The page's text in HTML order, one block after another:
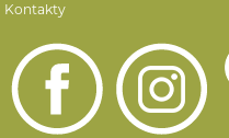
Kontakty